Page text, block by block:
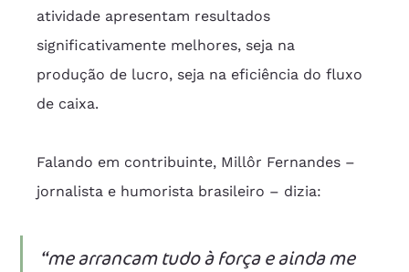
atividade apresentam resultados
significativamente melhores, seja na
produção de lucro, seja na eficiência do fluxo
de caixa.
Falando em contribuinte, Millôr Fernandes –
jornalista e humorista brasileiro – dizia:
“me arrancam tudo à força e ainda me